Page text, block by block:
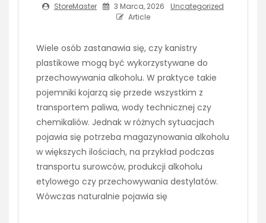
StoreMaster 3 Marca, 2026
Uncategorized
Article
Wiele osób zastanawia się, czy kanistry
plastikowe mogą być wykorzystywane do
przechowywania alkoholu. W praktyce takie
pojemniki kojarzą się przede wszystkim z
transportem paliwa, wody technicznej czy
chemikaliów. Jednak w różnych sytuacjach
pojawia się potrzeba magazynowania alkoholu
w większych ilościach, na przykład podczas
transportu surowców, produkcji alkoholu
etylowego czy przechowywania destylatów.
Wówczas naturalnie pojawia się